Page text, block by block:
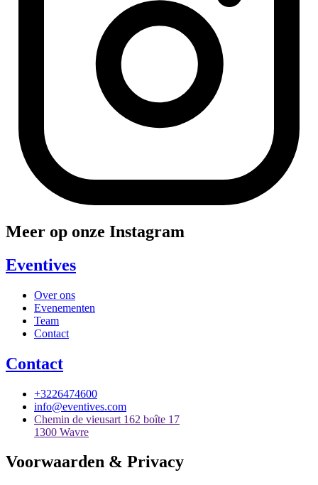
Meer op onze Instagram
Eventives
Over ons
Evenementen
Team
Contact
Contact
+3226474600
info@eventives.com
Chemin de vieusart 162 boîte 17
1300 Wavre
Voorwaarden & Privacy